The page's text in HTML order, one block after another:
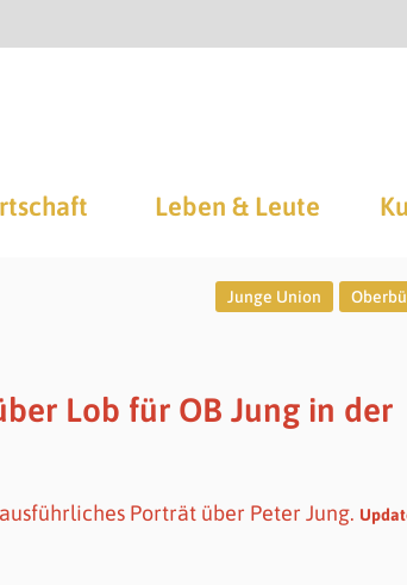
Leben & Leute
Junge Union
Lob für OB Jung in der
Porträt über Peter Jung.